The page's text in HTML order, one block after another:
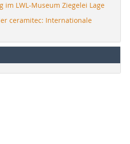
im LWL-Museum Ziegelei Lage
ceramitec: Internationale